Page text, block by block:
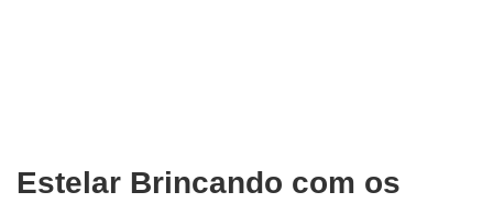
Estelar Brincando com os